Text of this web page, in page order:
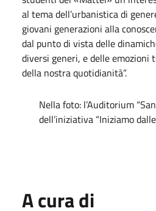
al tema dell’urbanistica di
giovani generazioni alla
dal punto di vista delle
diversi generi, e delle emozioni
della nostra quotidianità”.
Nella foto: l’Auditorium
dell’iniziativa “Iniziamo
A cura di